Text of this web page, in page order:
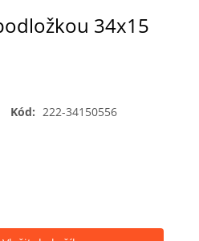
34x15
Kód: 222-34150556